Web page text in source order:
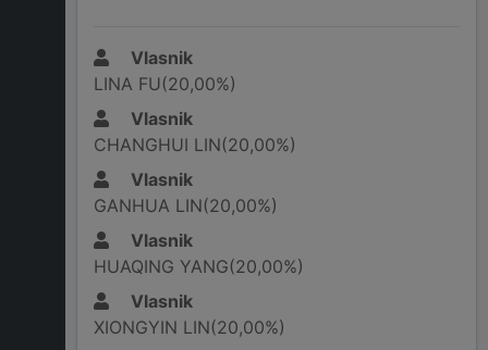
Vlasnik
LINA FU(20,00%)
Vlasnik
CHANGHUI LIN(20,00%)
Vlasnik
GANHUA LIN(20,00%)
Vlasnik
HUAQING YANG(20,00%)
Vlasnik
XIONGYIN LIN(20,00%)